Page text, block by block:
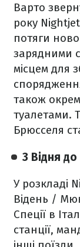
Варто
року
потяги
зарядними
місцем для
також
туалетами.
Брюсселя
З Відня до
У розкладі
Відень /
Спеції в
станції,